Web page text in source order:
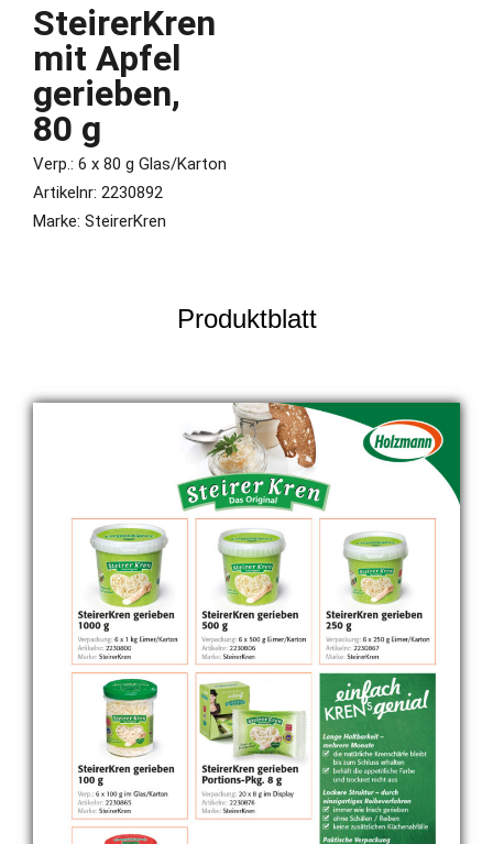
SteirerKren
mit Apfel
gerieben,
80 g
Verp.: 6 x 80 g Glas/Karton
Artikelnr: 2230892
Marke: SteirerKren
Produktblatt